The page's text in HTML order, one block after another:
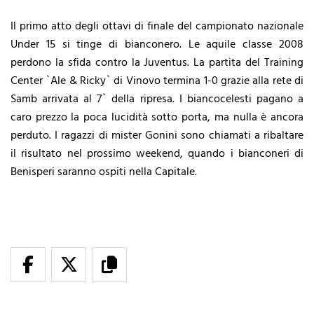
Il primo atto degli ottavi di finale del campionato nazionale
Under 15 si tinge di bianconero. Le aquile classe 2008
perdono la sfida contro la Juventus. La partita del Training
Center `Ale & Ricky` di Vinovo termina 1-0 grazie alla rete di
Samb arrivata al 7` della ripresa. I biancocelesti pagano a
caro prezzo la poca lucidità sotto porta, ma nulla è ancora
perduto. I ragazzi di mister Gonini sono chiamati a ribaltare
il risultato nel prossimo weekend, quando i bianconeri di
Benisperi saranno ospiti nella Capitale.